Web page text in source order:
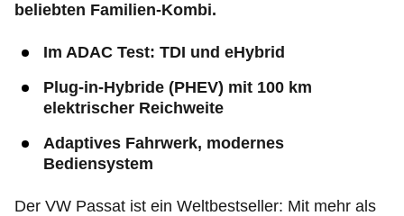
beliebten Familien-Kombi.
Im ADAC Test: TDI und eHybrid
Plug‑in-Hybride (PHEV) mit 100 km
elektrischer Reichweite
Adaptives Fahrwerk, modernes
Bediensystem
Der VW Passat ist ein Weltbestseller: Mit mehr als